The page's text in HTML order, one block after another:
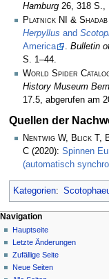
Hamburg 26, 318 S.,
Platnick NI &
Herpyllus and
America
. Bulletin
S. 1–44.
World Spider
History Museum
17.5, abgerufen am
Quellen der
Nentwig W, Blick T,
C (2020): Spinnen
(automatisch
Kategorien:
Navigation
Hauptseite
Letzte Änderungen
Zufällige Seite
Neue Seiten